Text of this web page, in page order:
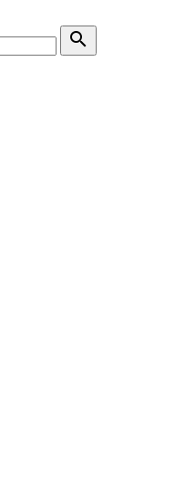
search